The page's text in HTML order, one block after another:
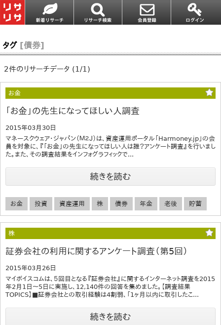
タグ [債券]
2件のリサーチデータ (1/1)
お金
「お金」の先生になってほしい人調査
2015年03月30日
マネースクウェア・ジャパン（Ｍ２Ｊ）は、資産運用ポータル「Harmoney.jp」の会
員を対象に、『「お金」の先生になってほしい人は誰？アンケート調査』を行いまし
た。また、その調査結果をインフォグラフィックで...
続きを読む
お金 投資 資産運用 株 債券 年金 老後 貯蓄
株
証券会社の利用に関するアンケート調査（第5回）
2015年03月26日
マイボイスコムは、５回目となる『証券会社』に関するインターネット調査を2015
年2月1日～5日に実施し、12,140件の回答を集めました。【調査結果
TOPICS】■証券会社との取引経験は4割弱、「1ヶ月以内に取引したこ...
続きを読む